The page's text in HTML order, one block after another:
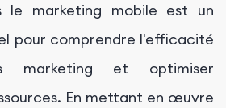
le marketing mobile est un
pour comprendre l'efficacité
marketing et optimiser
En mettant en œuvre